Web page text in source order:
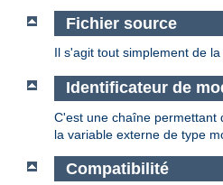
Fichier source
Il s'agit tout simplement de
Identificateur de
C'est une chaîne permettant
la variable externe de type
Compatibilité